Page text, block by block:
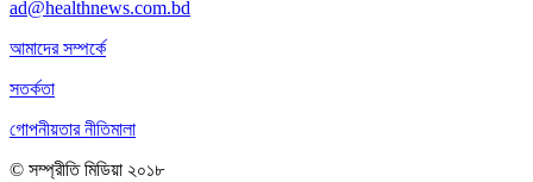
ad@healthnews.com.bd
আমাদের সম্পর্কে
সতর্কতা
গোপনীয়তার নীতিমালা
© সম্প্রীতি মিডিয়া ২০১৮